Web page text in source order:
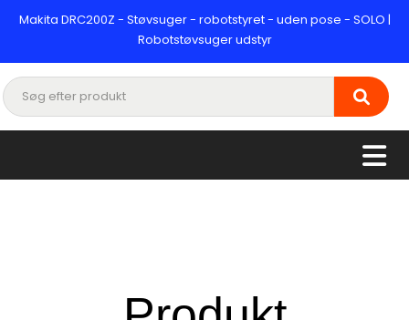
Makita DRC200Z - Støvsuger - robotstyret - uden pose - SOLO |
Robotstøvsuger udstyr